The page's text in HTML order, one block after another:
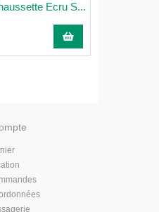
Ecru S...